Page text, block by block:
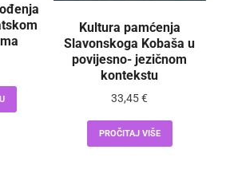
Kultura pamćenja
Slavonskoga Kobaša u
povijesno- jezičnom
kontekstu
33,45€
PROČITAJ VIŠE